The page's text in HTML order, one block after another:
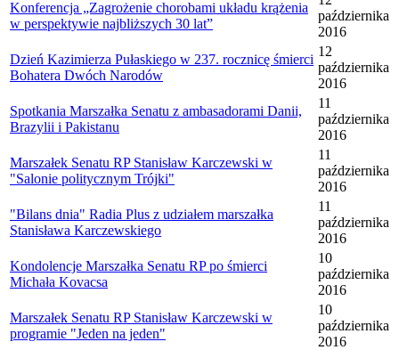
Konferencja „Zagrożenie chorobami układu krążenia
w perspektywie najbliższych 30 lat”
października
2016
Dzień Kazimierza Pułaskiego w 237. rocznicę śmierci
Bohatera Dwóch Narodów
12
października
2016
Spotkania Marszałka Senatu z ambasadorami Danii,
Brazylii i Pakistanu
11
października
2016
Marszałek Senatu RP Stanisław Karczewski w
"Salonie politycznym Trójki"
11
października
2016
"Bilans dnia" Radia Plus z udziałem marszałka
Stanisława Karczewskiego
11
października
2016
Kondolencje Marszałka Senatu RP po śmierci
Michała Kovacsa
10
października
2016
Marszałek Senatu RP Stanisław Karczewski w
programie "Jeden na jeden"
10
października
2016